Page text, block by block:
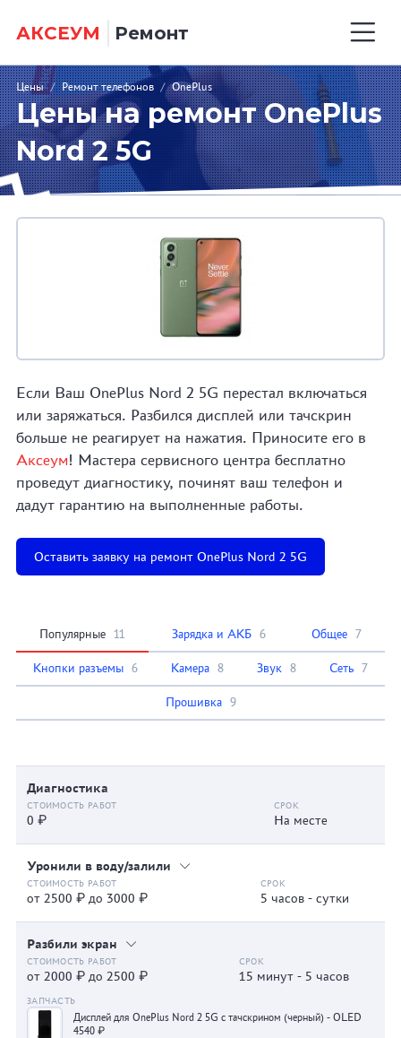
АКСЕУМ Ремонт
Цены / Ремонт телефонов / OnePlus
Цены на ремонт OnePlus
Nord 2 5G
Если Ваш OnePlus Nord 2 5G перестал включаться
или заряжаться. Разбился дисплей или тачскрин
больше не реагирует на нажатия. Приносите его в
Аксеум! Мастера сервисного центра бесплатно
проведут диагностику, починят ваш телефон и
дадут гарантию на выполненные работы.
Оставить заявку на ремонт OnePlus Nord 2 5G
Популярные 11 Зарядка и АКБ 6 Общее 7
Кнопки разъемы 6 Камера 8 Звук 8 Сеть 7
Прошивка 9
Диагностика
0 ₽ На месте
Уронили в воду/залили
от 2500 ₽ до 3000 ₽ 5 часов - сутки
Разбили экран
от 2000 ₽ до 2500 ₽ 15 минут - 5 часов
Дисплей для OnePlus Nord 2 5G с тачскрином (черный) - OLED
4540 ₽